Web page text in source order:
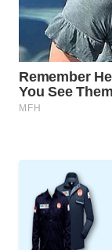
WN
PRIANGAN
TIMUR
WN
BOROBUDUR